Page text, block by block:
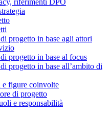
riferimenti DPO
progetto in base agli attori
progetto in base al focus
progetto in base all’ambito di
e figure coinvolte
di progetto
e responsabilità